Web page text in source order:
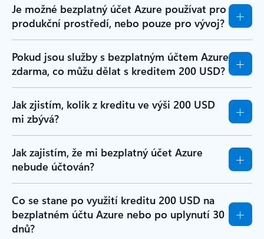
Je možné bezplatný účet Azure používat pro
produkční prostředí, nebo pouze pro vývoj?
Pokud jsou služby s bezplatným účtem Azure
zdarma, co můžu dělat s kreditem 200 USD?
Jak zjistím, kolik z kreditu ve výši 200 USD
mi zbývá?
Jak zajistím, že mi bezplatný účet Azure
nebude účtován?
Co se stane po využití kreditu 200 USD na
bezplatném účtu Azure nebo po uplynutí 30
dnů?